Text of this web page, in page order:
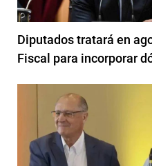
Diputados tratará en
Fiscal para incorporar